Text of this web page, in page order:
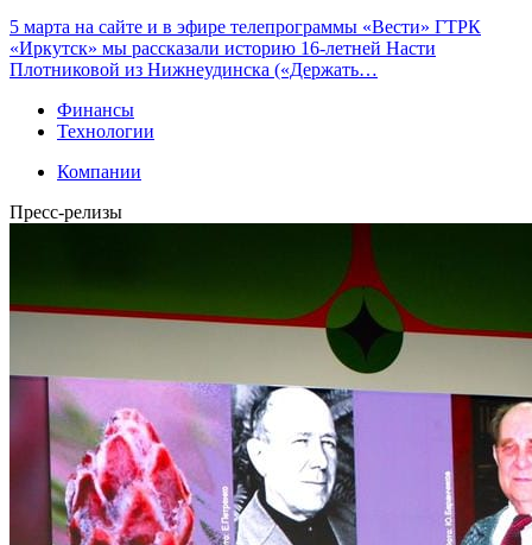
5 марта на сайте и в эфире телепрограммы «Вести» ГТРК
«Иркутск» мы рассказали историю 16-летней Насти
Плотниковой из Нижнеудинска («Держать…
Финансы
Технологии
Компании
Пресс-релизы